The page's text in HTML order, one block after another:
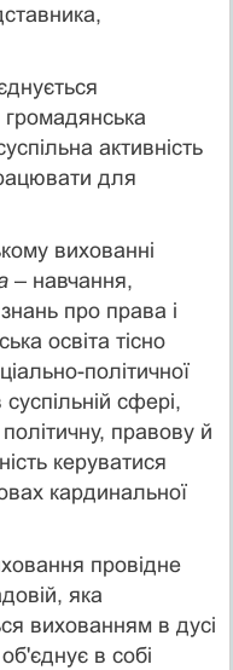
громадянська
активність
для
вихованні
– навчання,
про права і
освіта тісно
політичної
сфері,
правову й
керуватися
кардинальної
провідне
яка
вихованням в дусі
в собі